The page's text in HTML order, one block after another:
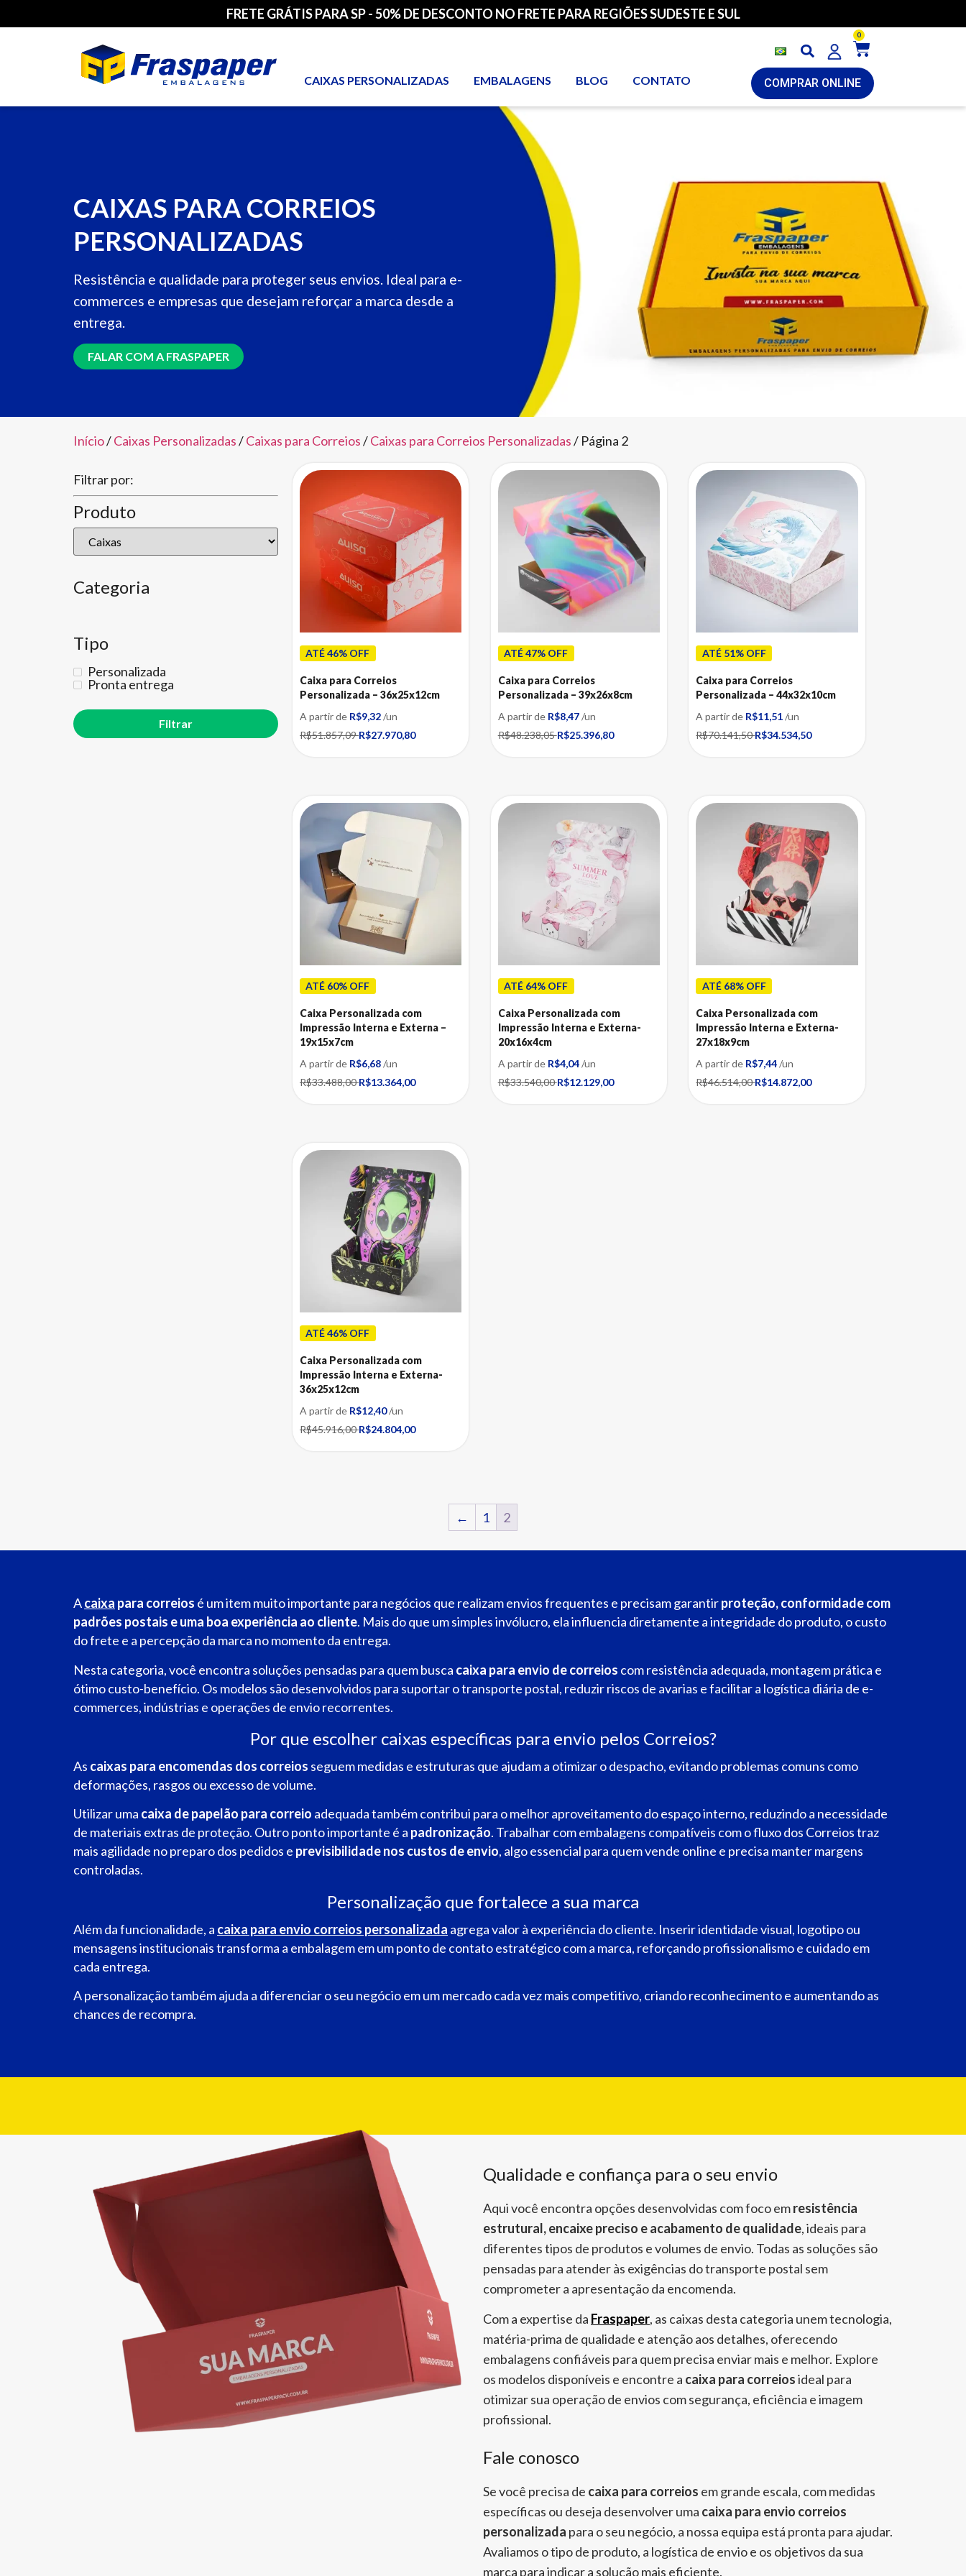
FRETE GRÁTIS PARA SP - 50% DE DESCONTO NO FRETE PARA REGIÕES SUDESTE E SUL
CAIXAS PERSONALIZADAS EMBALAGENS BLOG CONTATO
0
COMPRAR ONLINE
CAIXAS PARA CORREIOS
PERSONALIZADAS
Resistência e qualidade para proteger seus envios. Ideal para e-
commerces e empresas que desejam reforçar a marca desde a
entrega.
FALAR COM A FRASPAPER
Início/Caixas Personalizadas/Caixas para Correios/Caixas para Correios Personalizadas/ Página 2
Filtrar por:
Produto
Categoria
Tipo
Personalizada
Pronta entrega
ATÉ 46% OFF
Caixa para Correios
Personalizada – 36x25x12cm
A partir de R$9,32/un
R$51.857,09R$27.970,80
ATÉ 47% OFF
Caixa para Correios
Personalizada – 39x26x8cm
A partir de R$8,47/un
R$48.238,05R$25.396,80
ATÉ 51% OFF
Caixa para Correios
Personalizada – 44x32x10cm
A partir de R$11,51/un
R$70.141,50R$34.534,50
ATÉ 60% OFF
Caixa Personalizada com
Impressão Interna e Externa –
19x15x7cm
A partir de R$6,68/un
R$33.488,00R$13.364,00
ATÉ 64% OFF
Caixa Personalizada com
Impressão Interna e Externa-
20x16x4cm
A partir de R$4,04/un
R$33.540,00R$12.129,00
ATÉ 68% OFF
Caixa Personalizada com
Impressão Interna e Externa-
27x18x9cm
A partir de R$7,44/un
R$46.514,00R$14.872,00
ATÉ 46% OFF
Caixa Personalizada com
Impressão Interna e Externa-
36x25x12cm
A partir de R$12,40/un
R$45.916,00R$24.804,00
← 1 2
Acaixa para correios é um item muito importante para negócios que realizam envios frequentes e precisam garantirproteção, conformidade com
padrões postais e uma boa experiência ao cliente. Mais do que um simples invólucro, ela influencia diretamente a integridade do produto, o custo
do frete e a percepção da marca no momento da entrega.
Nesta categoria, você encontra soluções pensadas para quem busca caixa para envio de correios com resistência adequada, montagem prática e
ótimo custo-benefício. Os modelos são desenvolvidos para suportar o transporte postal, reduzir riscos de avarias e facilitar a logística diária de e-
commerces, indústrias e operações de envio recorrentes.
Por que escolher caixas específicas para envio pelos Correios?
As caixas para encomendas dos correios seguem medidas e estruturas que ajudam a otimizar o despacho, evitando problemas comuns como
deformações, rasgos ou excesso de volume.
Utilizar uma caixa de papelão para correio adequada também contribui para o melhor aproveitamento do espaço interno, reduzindo a necessidade
de materiais extras de proteção. Outro ponto importante é a padronização. Trabalhar com embalagens compatíveis com o fluxo dos Correios traz
mais agilidade no preparo dos pedidos e previsibilidade nos custos de envio, algo essencial para quem vende online e precisa manter margens
controladas.
Personalização que fortalece a sua marca
Além da funcionalidade, a caixa para envio correios personalizada agrega valor à experiência do cliente. Inserir identidade visual, logotipo ou
mensagens institucionais transforma a embalagem em um ponto de contato estratégico com a marca, reforçando profissionalismo e cuidado em
cada entrega.
A personalização também ajuda a diferenciar o seu negócio em um mercado cada vez mais competitivo, criando reconhecimento e aumentando as
chances de recompra.
Qualidade e confiança para o seu envio
Aqui você encontra opções desenvolvidas com foco emresistência
estrutural, encaixe preciso e acabamento de qualidade, ideais para
diferentes tipos de produtos e volumes de envio. Todas as soluções são
pensadas para atender às exigências do transporte postal sem
comprometer a apresentação da encomenda.
Com a expertise da Fraspaper, as caixas desta categoria unem tecnologia,
matéria-prima de qualidade e atenção aos detalhes, oferecendo
embalagens confiáveis para quem precisa enviar mais e melhor. Explore
os modelos disponíveis e encontre a caixa para correiosideal para
otimizar sua operação de envios com segurança, eficiência e imagem
profissional.
Fale conosco
Se você precisa de caixa para correios em grande escala, com medidas
específicas ou deseja desenvolver uma caixa para envio correios
personalizada para o seu negócio, a nossa equipa está pronta para ajudar.
Avaliamos o tipo de produto, a logística de envio e os objetivos da sua
marca para indicar a solução mais eficiente.